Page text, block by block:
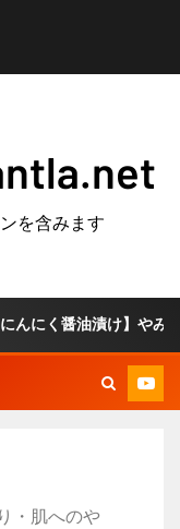
を含みます
漬け】やみつき常備菜
・肌へのや